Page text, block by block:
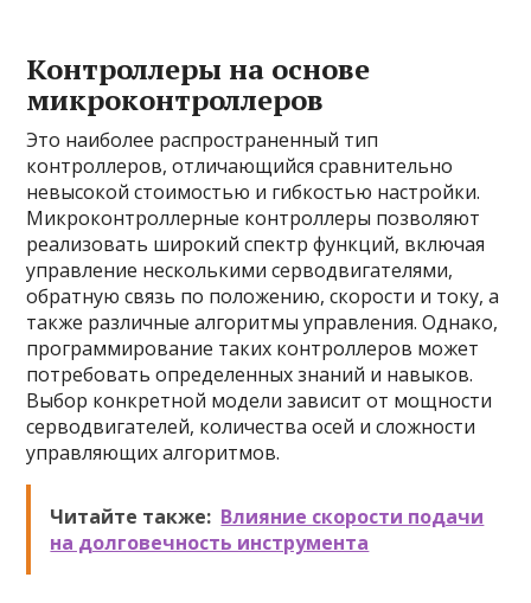
Контроллеры на основе
микроконтроллеров
Это наиболее распространенный тип
контроллеров, отличающийся сравнительно
невысокой стоимостью и гибкостью настройки.
Микроконтроллерные контроллеры позволяют
реализовать широкий спектр функций, включая
управление несколькими серводвигателями,
обратную связь по положению, скорости и току, а
также различные алгоритмы управления. Однако,
программирование таких контроллеров может
потребовать определенных знаний и навыков.
Выбор конкретной модели зависит от мощности
серводвигателей, количества осей и сложности
управляющих алгоритмов.
Читайте также: Влияние скорости подачи
на долговечность инструмента